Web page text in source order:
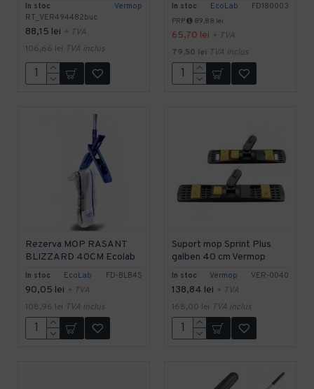
In stoc
Vermop
RT_VER494482buc
88,15 lei + TVA
106,66 lei TVA inclus
In stoc EcoLab FD180003
PRP 89,88 lei
65,70 lei + TVA
79,50 lei TVA inclus
In stoc EcoLab FD-BLB4S
Rezerva MOP RASANT
BLIZZARD 40CM Ecolab
90,05 lei + TVA
108,96 lei TVA inclus
In stoc Vermop VER-0040
Suport mop Sprint Plus
galben 40 cm Vermop
138,84 lei + TVA
168,00 lei TVA inclus